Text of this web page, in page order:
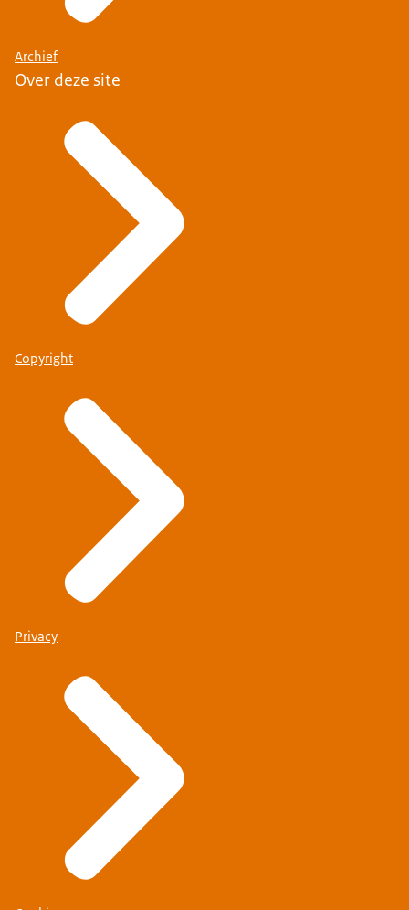
Archief
Over deze site
Copyright
Privacy